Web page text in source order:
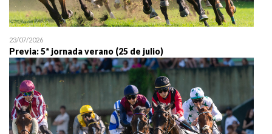
23/07/2026
Previa: 5ª jornada verano (25 de julio)